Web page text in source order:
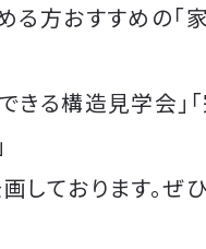
る方おすすめの「
きる構造見学会」
しております。ぜ